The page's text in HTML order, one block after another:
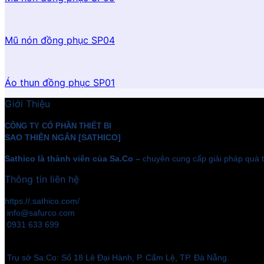
Mũ nón đồng phục SP04
Áo thun đồng phục SP01
Giới Thiệu
CÔNG TY CỔ PHẦN THIẾT BỊ
SAO THIÊN NGÂN [SATHICO]
Sathico là thành viên của Sa.Co – chuyên cung cấp giải pháp quà
Thông tin liên hệ
https://.sathico.com/
info@safurco.com
0931 633 699
Trụ sở Sa.Co: Số 18 Lê Đại Hành, P. Cẩm Lệ, TP. Đà Nẵng.